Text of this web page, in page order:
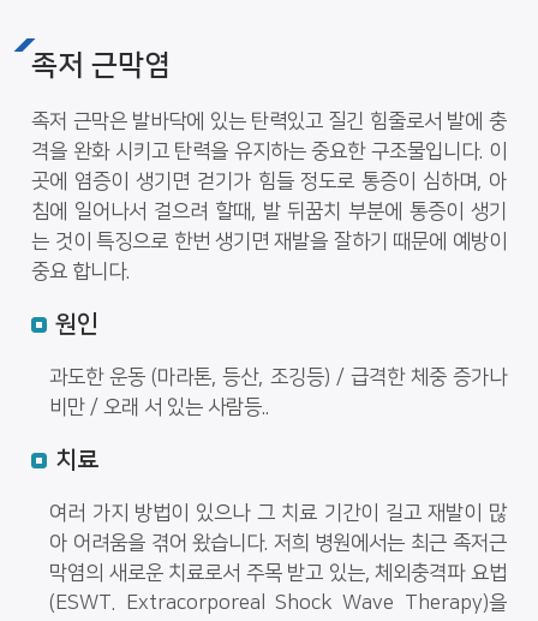
족저 근막염
족저 근막은 발바닥에 있는 탄력있고 질긴 힘줄로서 발에 충
격을 완화 시키고 탄력을 유지하는 중요한 구조물입니다. 이
곳에 염증이 생기면 걷기가 힘들 정도로 통증이 심하며, 아
침에 일어나서 걸으려 할때, 발 뒤꿈치 부분에 통증이 생기
는 것이 특징으로 한번 생기면 재발을 잘하기 때문에 예방이
중요 합니다.
원인
과도한 운동 (마라톤, 등산, 조깅등) / 급격한 체중 증가나
비만 / 오래 서 있는 사람등..
치료
여러 가지 방법이 있으나 그 치료 기간이 길고 재발이 많
아 어려움을 겪어 왔습니다. 저희 병원에서는 최근 족저근
막염의 새로운 치료로서 주목 받고 있는, 체외충격파 요법
(ESWT. Extracorporeal Shock Wave Therapy)을